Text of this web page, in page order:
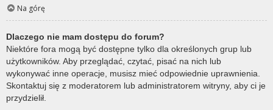
Na górę
Dlaczego nie mam dostępu do forum?
Niektóre fora mogą być dostępne tylko dla określonych grup lub
użytkowników. Aby przeglądać, czytać, pisać na nich lub
wykonywać inne operacje, musisz mieć odpowiednie uprawnienia.
Skontaktuj się z moderatorem lub administratorem witryny, aby ci je
przydzielił.